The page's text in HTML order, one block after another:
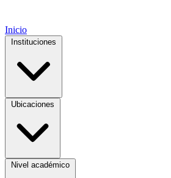
Inicio
Instituciones
Ubicaciones
Nivel académico